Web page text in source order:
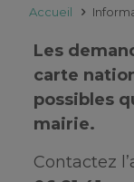
Accueil
Les
carte
possibles
mairie.
Contactez